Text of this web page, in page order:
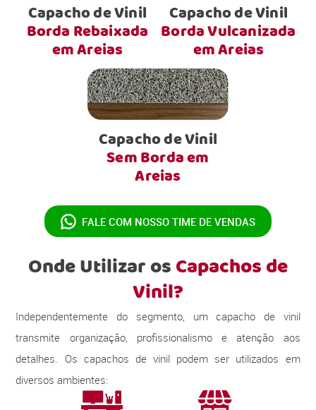
Capacho de Vinil
Borda Rebaixada
em Areias
Capacho de Vinil
Borda Vulcanizada
em Areias
Capacho de Vinil
Sem Borda em
Areias
FALE COM NOSSO TIME DE VENDAS
Onde Utilizar osCapachos de
Vinil?
Independentemente do segmento, um capacho de vinil
transmite organização, profissionalismo e atenção aos
detalhes. Os capachos de vinil podem ser utilizados em
diversos ambientes: